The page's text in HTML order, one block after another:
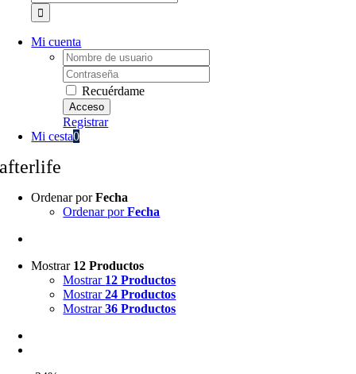
Mi cuenta
Username:
Password:
Recuérdame
Registrar
Mi cesta0
afterlife
Ordenar porFecha
Ordenar porFecha
Mostrar 12 Productos
Mostrar 12 Productos
Mostrar24 Productos
Mostrar36 Productos